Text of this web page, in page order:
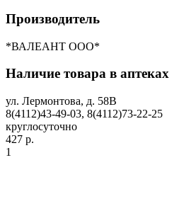
Производитель
*ВАЛЕАНТ ООО*
Наличие товара в аптеках
ул. Лермонтова, д. 58В
8(4112)43-49-03, 8(4112)73-22-25
круглосуточно
427 р.
1